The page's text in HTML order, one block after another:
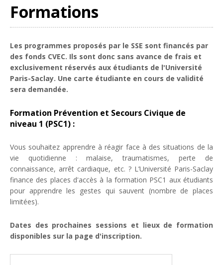
Formations
Les programmes proposés par le SSE sont financés par
des fonds CVEC. Ils sont donc sans avance de frais et
exclusivement réservés aux étudiants de l'Université
Paris-Saclay. Une carte étudiante en cours de validité
sera demandée.
Formation Prévention et Secours Civique de
niveau 1 (PSC1) :
Vous souhaitez apprendre à réagir face à des situations de la
vie quotidienne : malaise, traumatismes, perte de
connaissance, arrêt cardiaque, etc. ? L’Université Paris-Saclay
finance des places d'accès à la formation PSC1 aux étudiants
pour apprendre les gestes qui sauvent (nombre de places
limitées).
Dates des prochaines sessions et lieux de formation
disponibles sur la page d'inscription.